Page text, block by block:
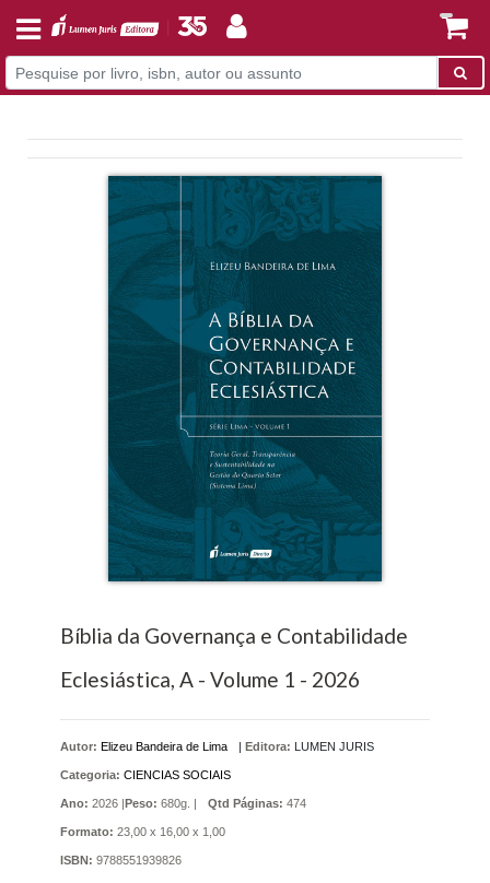
Bíblia da Governança e Contabilidade
Eclesiástica, A - Volume 1 - 2026
Autor: Elizeu Bandeira de Lima | Editora: LUMEN JURIS
Categoria: CIENCIAS SOCIAIS
Ano: 2026 |Peso: 680g. | Qtd Páginas: 474
Formato: 23,00 x 16,00 x 1,00
ISBN: 9788551939826